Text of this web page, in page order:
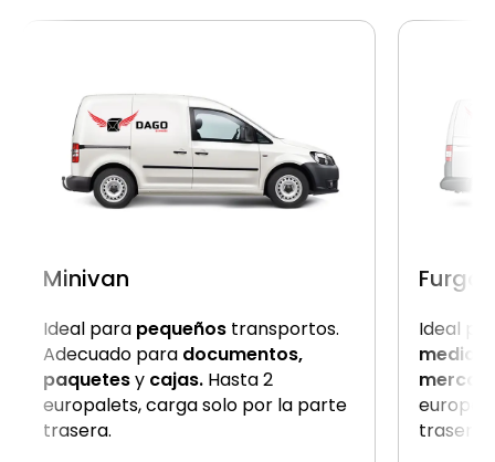
Minivan
Ideal para pequeños transportos.
Adecuado para documentos,
paquetesy cajas. Hasta 2
europalets, carga solo por la parte
trasera.
Ideal
medio
trasera